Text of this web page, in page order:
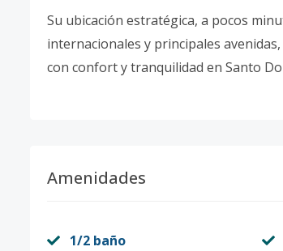
Su ubicación estratégica, a pocos
internacionales y principales
con confort y tranquilidad en Santo
Amenidades
1/2 baño